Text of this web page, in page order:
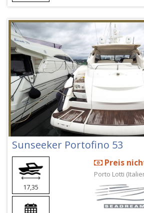
Sunseeker Portofino 53
17,35
Preis
Porto Lotti